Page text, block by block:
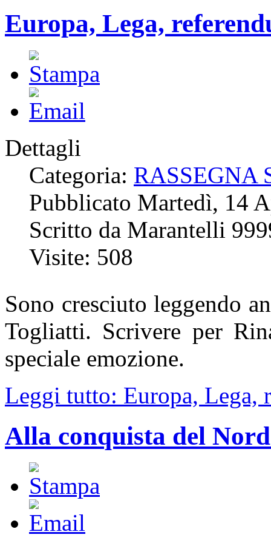
Europa, Lega,
Dettagli
Categoria: RASSEGNA
Pubblicato Martedì, 14
Scritto da Marantelli
Visite: 508
Sono cresciuto leggendo
Togliatti. Scrivere per
speciale emozione.
Leggi tutto: Europa, Lega,
Alla conquista del